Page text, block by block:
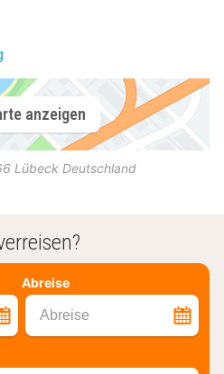
anzeigen
Lübeck Deutschland
Abreise
Abreise